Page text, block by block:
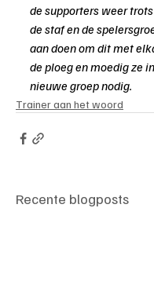
de supporters weer
de staf en de
aan doen om dit met
de ploeg en moedig ze
nieuwe groep nodig.
Trainer aan het woord
Recente blogposts